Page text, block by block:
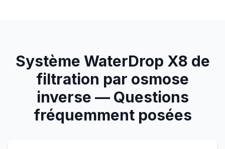
Système WaterDrop X8 de
filtration par osmose
inverse — Questions
fréquemment posées